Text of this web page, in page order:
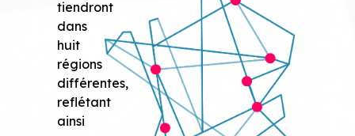
tiendront
dans
huit
régions
différentes,
reflétant
ainsi